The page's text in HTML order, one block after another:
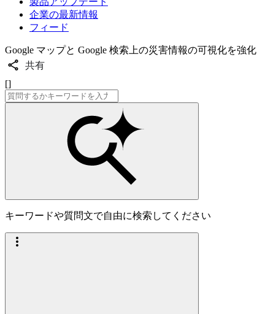
企業の最新情報
フィード
Google マップと Google 検索上の災害情報の可視化を強化
共有
[]
キーワードや質問文で自由に検索してください